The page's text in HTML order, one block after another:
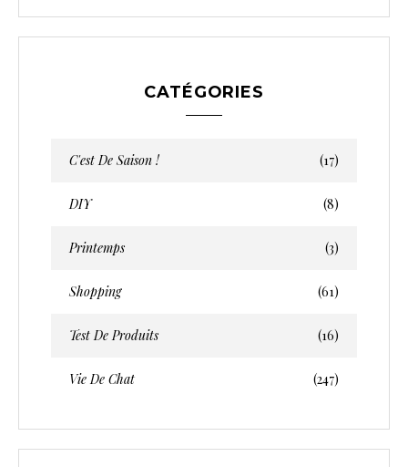
r
t
CATÉGORIES
C'est De Saison ! (17)
DIY (8)
Printemps (3)
Shopping (61)
Test De Produits (16)
Vie De Chat (247)